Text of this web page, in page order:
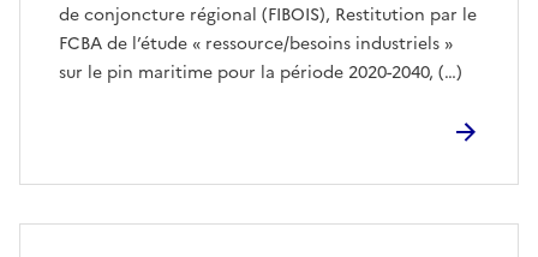
de conjoncture régional (FIBOIS), Restitution par le
FCBA de l’étude « ressource/besoins industriels »
sur le pin maritime pour la période 2020-2040, (…)